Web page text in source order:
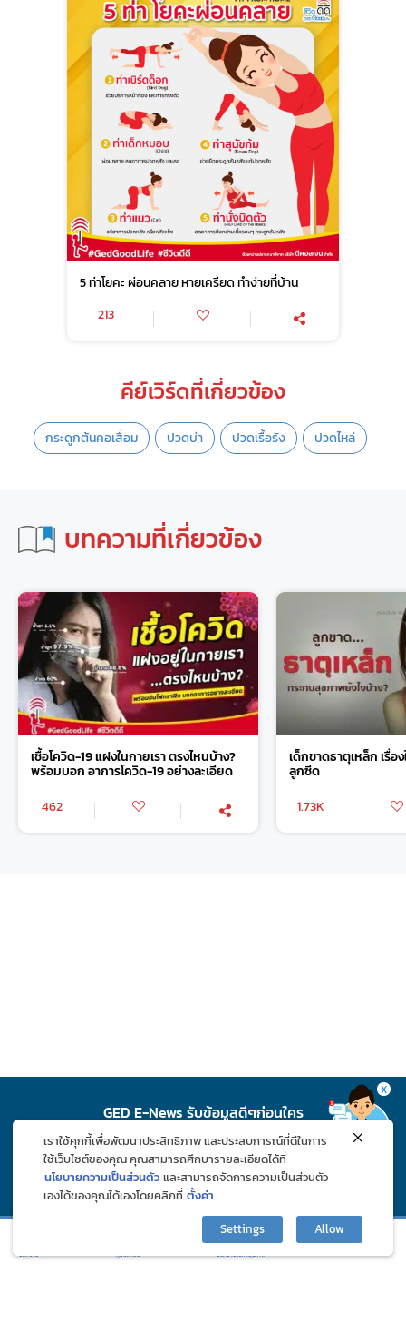
5 ท่าโยคะ ผ่อนคลาย หายเครียด ทำง่ายที่บ้าน
213
คีย์เวิร์ดที่เกี่ยวข้อง
กระดูกต้นคอเสื่อม ปวดบ่า ปวดเรื้อรัง ปวดไหล่
บทความที่เกี่ยวข้อง
เชื้อโควิด-19 แฝงในกายเรา ตรงไหนบ้าง?
พร้อมบอก อาการโควิด-19 อย่างละเอียด
462
เด็กขาดธาตุเหล็ก เรื่
ลูกซีด
1.73K
GED E-News รับข้อมูลดีๆก่อนใคร
บทความ ภูมิแพ้คลับ
X
เราใช้คุกกี้เพื่อพัฒนาประสิทธิภาพ และประสบการณ์ที่ดีในการ
ใช้เว็บไซต์ของคุณ คุณสามารถศึกษารายละเอียดได้ที่
นโยบายความเป็นส่วนตัว และสามารถจัดการความเป็นส่วนตัว
เองได้ของคุณได้เองโดยคลิกที่ ตั้งค่า
Settings
Allow